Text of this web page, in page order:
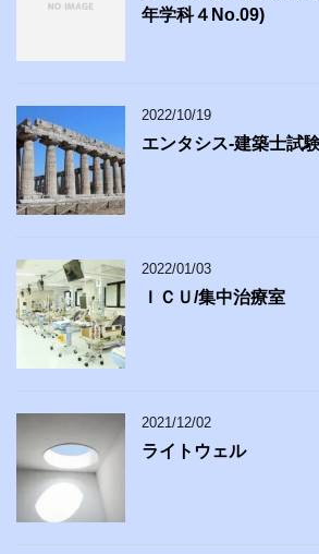
年学科４No.09)
2022/10/19
エンタシス-建築士試
2022/01/03
ＩＣＵ/集中治療室
2021/12/02
ライトウェル